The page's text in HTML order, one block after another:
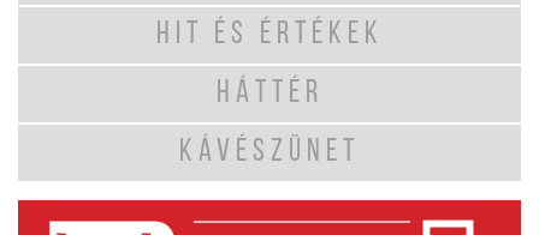
HIT ÉS ÉRTÉKEK
HÁTTÉR
KÁVÉSZÜNET